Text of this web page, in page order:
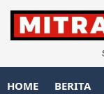
HOME BERITA